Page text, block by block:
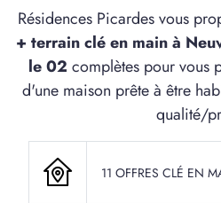
SERVICE BDL EXTENSION
Résidences Picardes vous
+ terrain clé en main à
le 02 complètes pour vous
d'une maison prête à être
qualité/
11 OFFRES CLÉ EN